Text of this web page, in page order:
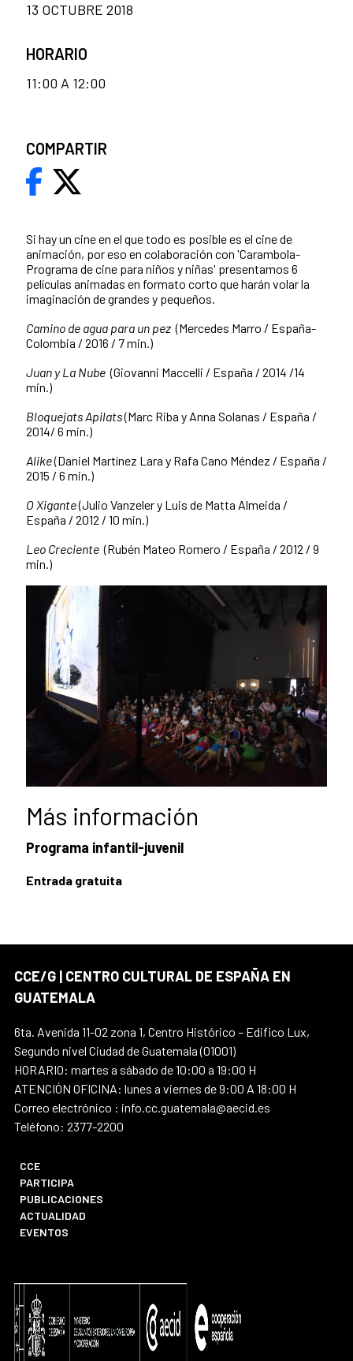
Si hay un cine en el que todo es posible es el cine de
animación, por eso en colaboración con 'Carambola-
Programa de cine para niños y niñas' presentamos 6
películas animadas en formato corto que harán volar la
imaginación de grandes y pequeños.
Camino de agua para un pez(Mercedes Marro / España-
Colombia / 2016 / 7 min.)
Juan y La Nube(Giovanni Maccelli / España / 2014 /14
min.)
Bloquejats Apilats(Marc Riba y Anna Solanas / España /
2014/ 6 min.)
Alike(Daniel Martínez Lara y Rafa Cano Méndez / España /
2015 / 6 min.)
O Xigante(Julio Vanzeler y Luis de Matta Almeida /
España / 2012 / 10 min.)
Leo Creciente(Rubén Mateo Romero / España / 2012 / 9
min.)
Más información
Programa infantil-juvenil
Entrada gratuita
13 OCTUBRE 2018
HORARIO
11:00 A 12:00
COMPARTIR
CCE/G | CENTRO CULTURAL DE ESPAÑA EN
GUATEMALA
6ta. Avenida 11-02 zona 1, Centro Histórico – Edifico Lux,
Segundo nivel Ciudad de Guatemala (01001)
HORARIO: martes a sábado de 10:00 a 19:00 H
ATENCIÓN OFICINA: lunes a viernes de 9:00 A 18:00 H
Correo electrónico : info.cc.guatemala@aecid.es
Teléfono: 2377-2200
CCE
PARTICIPA
PUBLICACIONES
ACTUALIDAD
EVENTOS